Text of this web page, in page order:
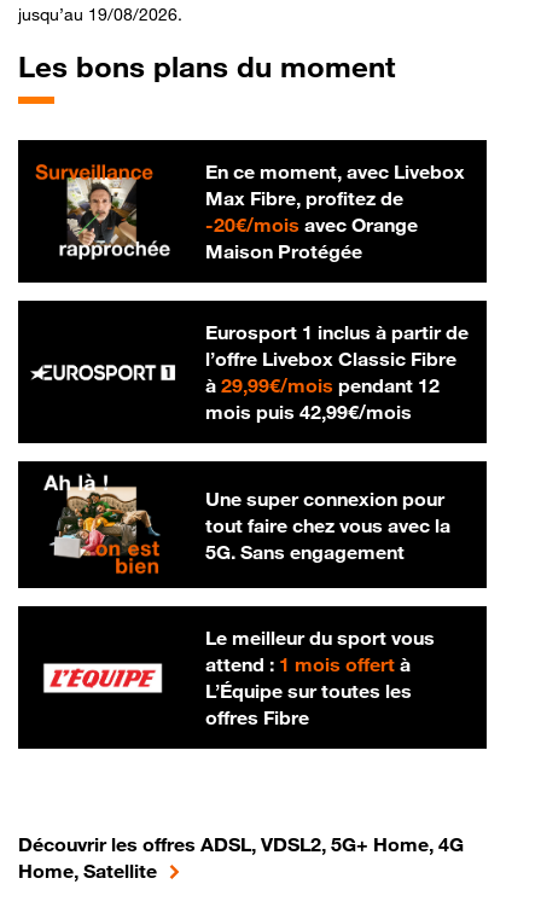
jusqu’au 19/08/2026.
Les bons plans du moment
En ce moment, avec Livebox
Max Fibre, profitez de
-20€/mois20 € par mois
avec Orange
Maison Protégée
Eurosport 1 inclus à partir de
l’offre Livebox Classic Fibre
à 29,99€/mois29,99 € par mois
pendant 12
mois puis 42,99€/mois42,99 € par
Une super connexion pour
tout faire chez vous avec la
5G. Sans engagement
Le meilleur du sport vous
attend : 1 mois offertà
L’Équipe sur toutes les
offres Fibre
Découvrir les offres ADSL, VDSL2, 5G+ Home, 4G
Home, Satellite